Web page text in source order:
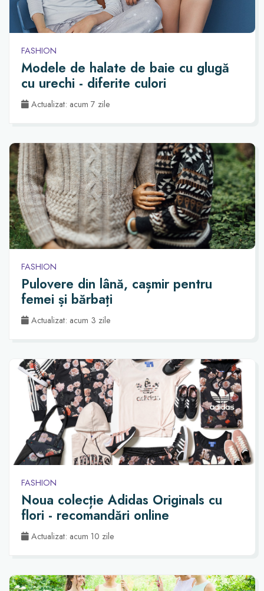
FASHION
Modele de halate de baie cu glugă
cu urechi - diferite culori
Actualizat: acum 7 zile
FASHION
Pulovere din lână, cașmir pentru
femei și bărbați
Actualizat: acum 3 zile
FASHION
Noua colecție Adidas Originals cu
flori - recomandări online
Actualizat: acum 10 zile